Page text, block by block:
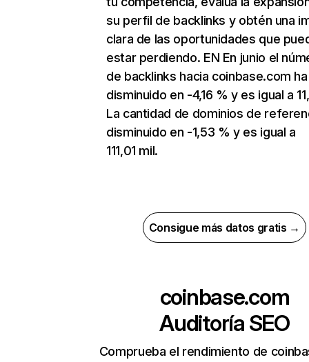
su perfil de backlinks y obtén una
clara de las oportunidades que
estar perdiendo. EN En junio el
de backlinks hacia coinbase.com ha
disminuido en -4,16 % y es igual a
La cantidad de dominios de
disminuido en -1,53 % y es igual a
111,01 mil.
Consigue más datos gratis →
coinbase.com
Auditoría SEO
Comprueba el rendimiento de